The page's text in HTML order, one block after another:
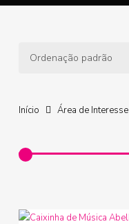
Início Área de Interesse